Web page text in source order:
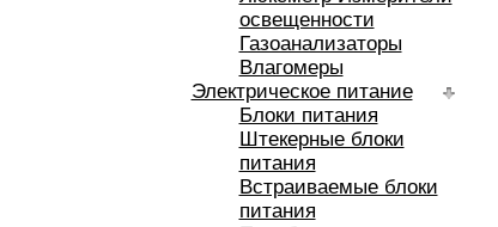
освещенности
Газоанализаторы
Влагомеры
Электрическое питание
Блоки питания
Штекерные блоки
питания
Встраиваемые блоки
питания